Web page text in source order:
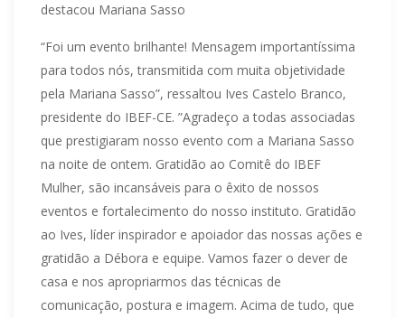
destacou Mariana Sasso
“Foi um evento brilhante! Mensagem importantíssima
para todos nós, transmitida com muita objetividade
pela Mariana Sasso”, ressaltou Ives Castelo Branco,
presidente do IBEF-CE. ”Agradeço a todas associadas
que prestigiaram nosso evento com a Mariana Sasso
na noite de ontem. Gratidão ao Comitê do IBEF
Mulher, são incansáveis para o êxito de nossos
eventos e fortalecimento do nosso instituto. Gratidão
ao Ives, líder inspirador e apoiador das nossas ações e
gratidão a Débora e equipe. Vamos fazer o dever de
casa e nos apropriarmos das técnicas de
comunicação, postura e imagem. Acima de tudo, que